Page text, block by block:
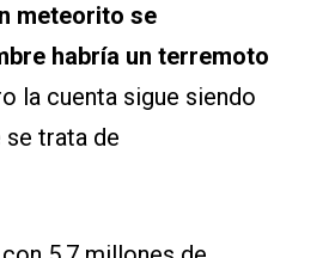
meteorito se
habría un terremoto
la cuenta sigue siendo
trata de